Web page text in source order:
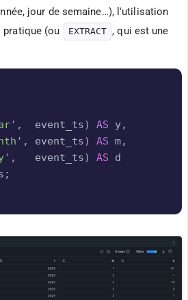
jour de semaine…), l'utilisation
pratique (ou EXTRACT , qui est une
,
  event_ts
) AS y,
, event_ts) AS m,
,
   event_ts
) AS
;